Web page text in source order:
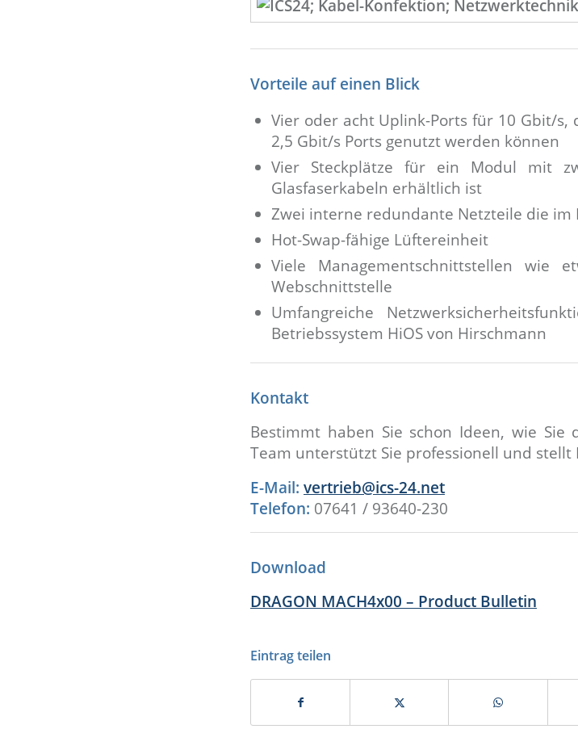
Vorteile auf einen Blick
Vier oder acht Uplink-Ports für 10 Gbit/s,
2,5 Gbit/s Ports genutzt werden können
Vier Steckplätze für ein Modul mit
Glasfaserkabeln erhältlich ist
Zwei interne redundante Netzteile die im
Hot-Swap-fähige Lüftereinheit
Viele Managementschnittstellen wie
Webschnittstelle
Umfangreiche
Betriebssystem HiOS von Hirschmann
Kontakt
Bestimmt haben Sie schon Ideen, wie
Team unterstützt Sie professionell und
E-Mail: vertrieb@ics-24.net
Telefon: 07641 / 93640-230
Download
DRAGON MACH4x00 – Product Bulletin
Eintrag teilen